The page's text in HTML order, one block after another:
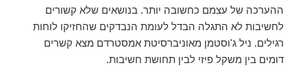
ההערכה של עצמם כחשובה יותר. בנושאים שלא קשורים
לחשיבות לא התגלה הבדל לעומת הנבדקים שהחזיקו לוחות
רגילים. ניל ג'וסטמן מאוניברסיטת אמסטרדם מצא קשרים
דומים בין משקל פיזי לבין תחושת חשיבות.